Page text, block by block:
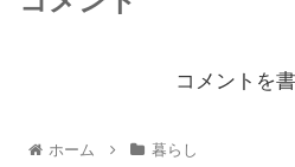
コメントを
ホーム 暮らし